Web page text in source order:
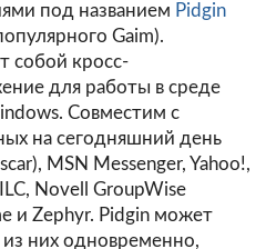
под названием Pidgin
Gaim).
собой кросс-
для работы в среде
Совместим с
на сегодняшний день
MSN Messenger, Yahoo!,
Novell GroupWise
и Zephyr. Pidgin может
из них одновременно,